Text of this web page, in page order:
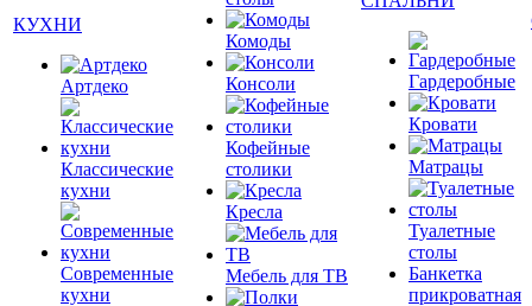
КУХНИ
Артдеко
Классические
кухни
Современные
кухни
Комоды
Консоли
Кофейные
столики
Кресла
Мебель для ТВ
Гардеробные
Кровати
Матрацы
Туалетные
столы
Банкетка
прикроватная